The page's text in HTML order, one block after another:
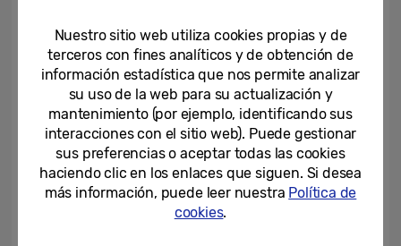
smartphones insignia y de alta gama. La
compañía planea cambiar próximamente la
producción en masa de V-NAND de su línea
Pyeongtaek (P1) en Corea, para pasar de V-
NAND de quinta generación a una sexta
generación, para así abordar mejor una
mayor demanda.
Nuestro sitio web utiliza cookies propias y de
terceros con fines analíticos y de obtención de
información estadística que nos permite analizar
su uso de la web para su actualización y
mantenimiento (por ejemplo, identificando sus
interacciones con el sitio web). Puede gestionar
sus preferencias o aceptar todas las cookies
haciendo clic en los enlaces que siguen. Si desea
más información, puede leer nuestra Política de
cookies.